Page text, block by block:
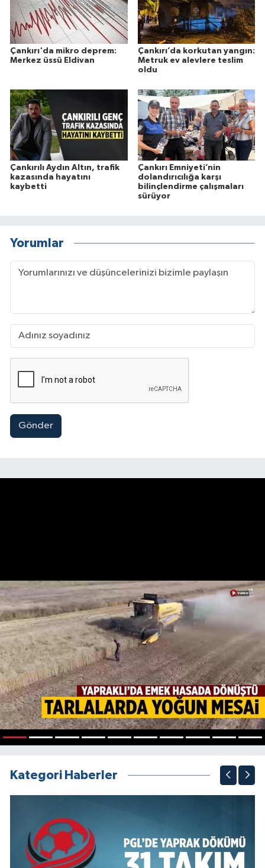
Çankırı'da mikro deprem:
Merkez üssü Eldivan
Çankırı’da korkutan yangın:
Metruk ev alevlere teslim
oldu
Çankırılı Aydın Altın, trafik
kazasında hayatını
kaybetti
Çankırı Emniyeti’nin
dolandırıcılığa karşı
bilinçlendirme çalışmaları
sürüyor
Yorumlar
Gönder
Kategori Haberler